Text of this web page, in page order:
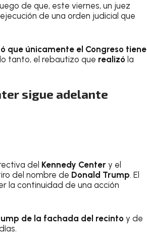
luego de que, este viernes, un juez
de una orden judicial que
que únicamente el Congreso tiene
tanto, el rebautizo que realizó la
sigue adelante
del Kennedy Center y el
del nombre de Donald Trump. El
la continuidad de una acción
de la fachada del recinto y de